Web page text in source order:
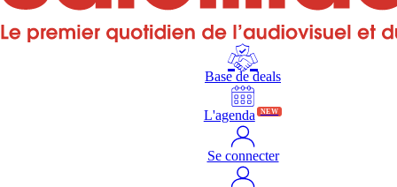
Base de deals
L'agenda NEW
Se connecter